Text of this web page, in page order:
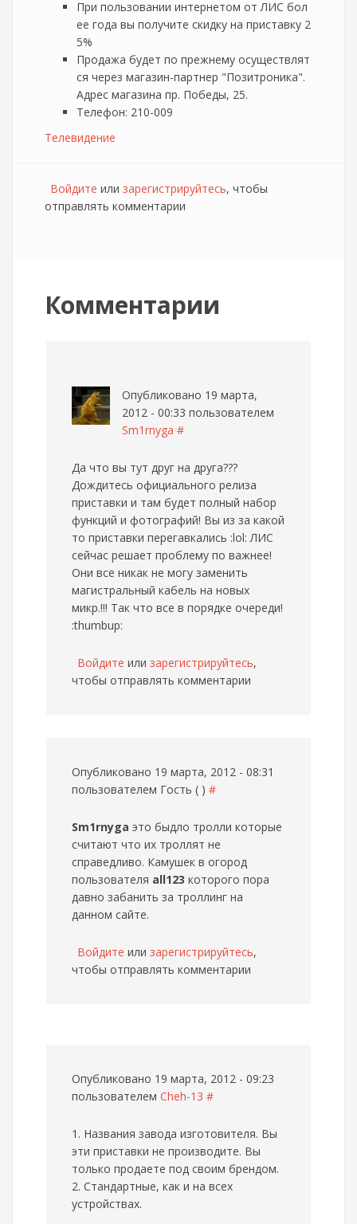
При пользовании интернетом от ЛИС бол
ее года вы получите скидку на приставку 2
5%
Продажа будет по прежнему осуществлят
ся через магазин-партнер "Позитроника".
Адрес магазина пр. Победы, 25.
Телефон: 210-009
Телевидение
Войдите или зарегистрируйтесь, чтобы
отправлять комментарии
Комментарии
Опубликовано 19 марта,
2012 - 00:33 пользователем
Sm1rnyga #
Да что вы тут друг на друга???
Дождитесь официального релиза
приставки и там будет полный набор
функций и фотографий! Вы из за какой
то приставки перегавкались :lol: ЛИС
сейчас решает проблему по важнее!
Они все никак не могу заменить
магистральный кабель на новых
микр.!!! Так что все в порядке очереди!
:thumbup:
Войдите или зарегистрируйтесь,
чтобы отправлять комментарии
Опубликовано 19 марта, 2012 - 08:31
пользователем Гость ( ) #
Sm1rnyga это быдло тролли которые
считают что их троллят не
справедливо. Камушек в огород
пользователя all123 которого пора
давно забанить за троллинг на
данном сайте.
Войдите или зарегистрируйтесь,
чтобы отправлять комментарии
Опубликовано 19 марта, 2012 - 09:23
пользователем Cheh-13 #
1. Названия завода изготовителя. Вы
эти приставки не производите. Вы
только продаете под своим брендом.
2. Стандартные, как и на всех
устройствах.